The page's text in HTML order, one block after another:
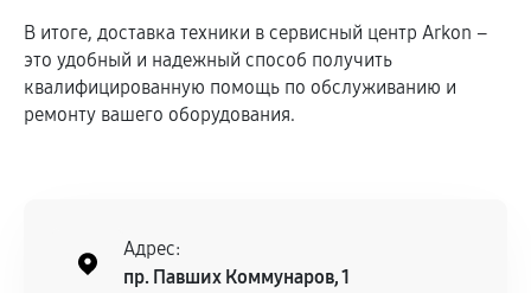
В итоге, доставка техники в сервисный центр Arkon –
это удобный и надежный способ получить
квалифицированную помощь по обслуживанию и
ремонту вашего оборудования.
Адрес:
пр. Павших Коммунаров, 1